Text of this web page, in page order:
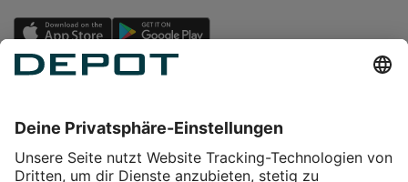
Service